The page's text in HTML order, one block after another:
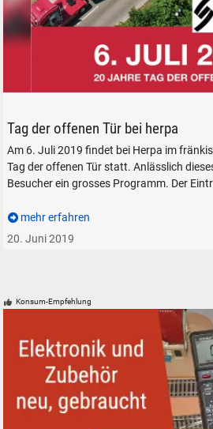
Tag der offenen Tür bei herpa
Am 6. Juli 2019 findet bei Herpa im
Tag der offenen Tür statt. Anlässlich
Besucher ein grosses Programm. Der
mehr erfahren
20. Juni 2019
Konsum-Empfehlung